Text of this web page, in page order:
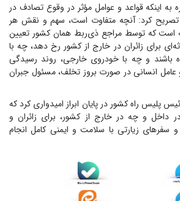
به اینکه قواعد و عوامل مؤثر در وقوع تصادف در
تصریح کرد: آنچه متفاوت است، سهم و نقش هر
است که توسط مراجع ذی‌ربط همان کشور تعیین
برای زائران در خارج از کشور رخ دهد، چه با
باشند و چه با خودروی خارجی، روند رسیدگی
انسانی در صورت بروز تخلف، مسئول جبران
پلیس راه کشور در پایان ابراز امیدواری کرد که
داخل و چه در خارج از کشور، برای زائران و
سفر‌های زیارتی با سلامت و ایمنی کامل انجام